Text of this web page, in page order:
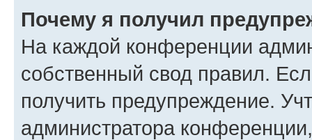
Почему я получил
На каждой конференции
собственный свод правил.
получить предупреждение.
администратора